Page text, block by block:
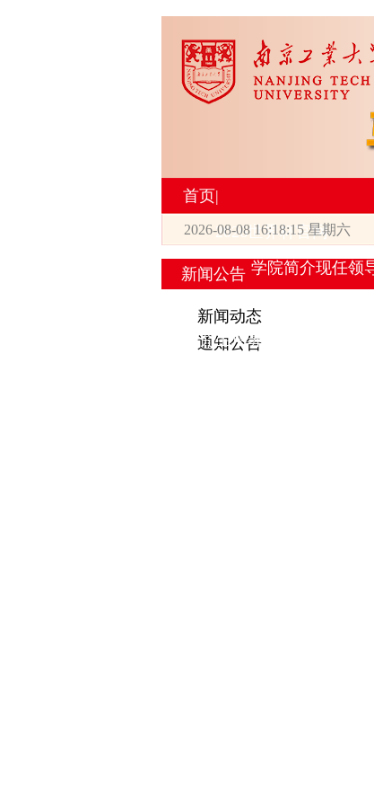
首页|
2026世界杯官网
学院简介现任领
研究生培养
学
工
2026-08-08 16:18:16 星期六
新闻公告
新闻动态
通知公告